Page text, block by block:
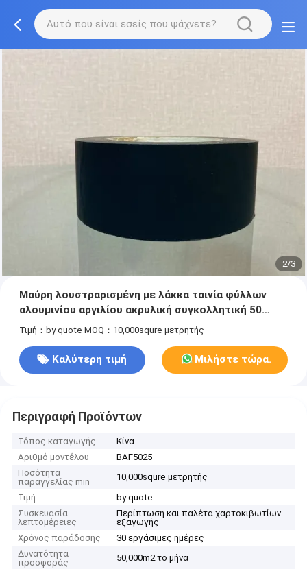
2/3
Μαύρη λουστραρισμένη με λάκκα ταινία φύλλων
αλουμινίου αργιλίου ακρυλική συγκολλητική 50
μικρά
Τιμή：by quote MOQ：10,000squre μετρητής
Καλύτερη τιμή Μιλήστε τώρα.
Περιγραφή Προϊόντων
Τόπος καταγωγής
Κίνα
Αριθμό μοντέλου
BAF5025
Ποσότητα
παραγγελίας min
10,000squre μετρητής
Τιμή
by quote
Συσκευασία
λεπτομέρειες
Περίπτωση και παλέτα χαρτοκιβωτίων
εξαγωγής
Χρόνος παράδοσης
30 εργάσιμες ημέρες
Δυνατότητα
προσφοράς
50,000m2 το μήνα